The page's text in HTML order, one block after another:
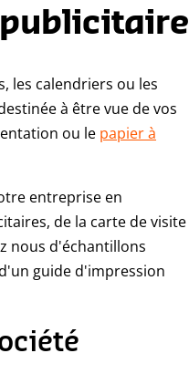
les calendriers ou les
à être vue de vos
ou le papier à
entreprise en
de la carte de visite
nous d'échantillons
guide d'impression